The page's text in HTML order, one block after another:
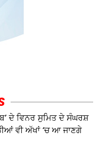
ਦੇ ਵਿਨਰ ਸੁਮਿਤ ਦੇ ਸੰਘਰਸ਼
ਵੀ ਅੱਖਾਂ ‘ਚ ਆ ਜਾਣਗੇ